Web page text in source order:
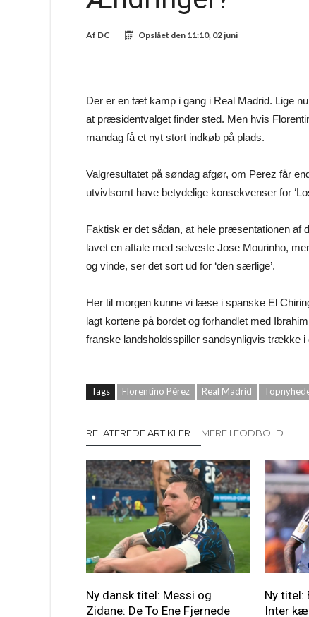
Af DC Opslået den 11:10, 02 juni
Der er en tæt kamp i gang i Real Madrid. Lige
at præsidentvalget finder sted. Men hvis
mandag få et nyt stort indkøb på plads.
Valgresultatet på søndag afgør, om Perez får
utvivlsomt have betydelige konsekvenser for
Faktisk er det sådan, at hele præsentationen af
lavet en aftale med selveste Jose Mourinho,
og vinde, ser det sort ud for ‘den særlige’.
Her til morgen kunne vi læse i spanske El
lagt kortene på bordet og forhandlet med
franske landsholdsspiller sandsynligvis trække i
Tags Florentino Pérez Real Madrid
RELATEREDE ARTIKLER MERE I FODBOLD
Ny dansk titel: Messi og
Zidane: De To Ene Fjernede
Ny titel:
Inter